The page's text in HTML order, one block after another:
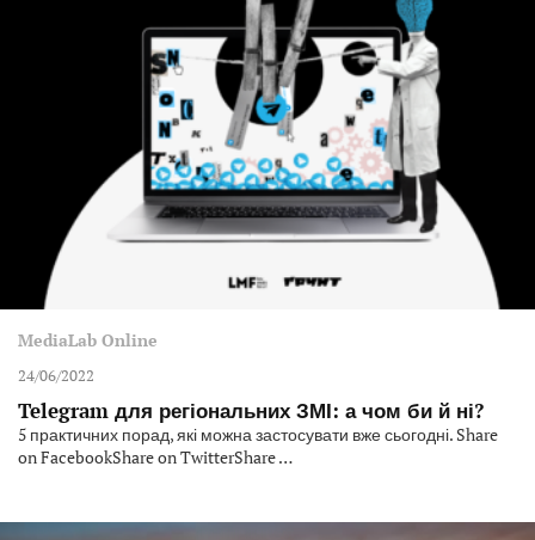
MediaLab Online
24/06/2022
Telegram для регіональних ЗМІ: а чом би й ні?
5 практичних порад, які можна застосувати вже сьогодні. Share
on FacebookShare on TwitterShare …